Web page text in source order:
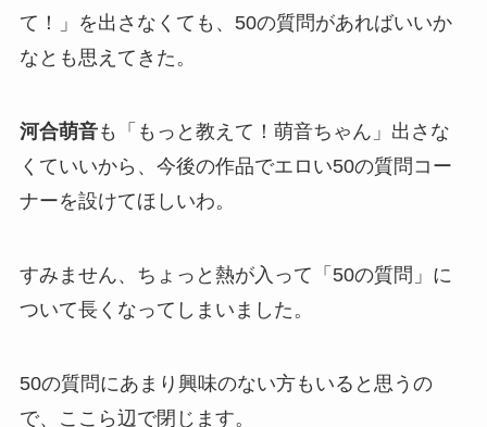
て！」を出さなくても、50の質問があればいいか
なとも思えてきた。
河合萌音も「もっと教えて！萌音ちゃん」出さな
くていいから、今後の作品でエロい50の質問コー
ナーを設けてほしいわ。
すみません、ちょっと熱が入って「50の質問」に
ついて長くなってしまいました。
50の質問にあまり興味のない方もいると思うの
で、ここら辺で閉じます。